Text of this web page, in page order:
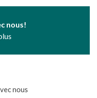
nous!
nous